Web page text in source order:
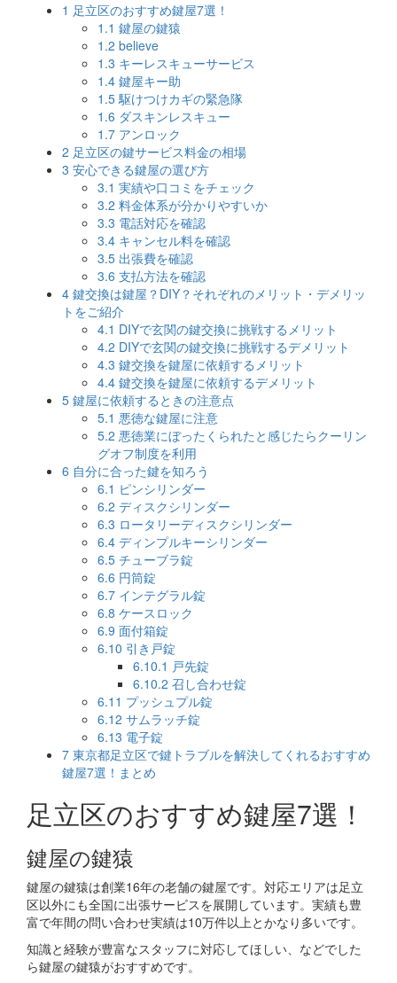
1 足立区のおすすめ鍵屋7選！
1.1 鍵屋の鍵猿
1.2 believe
1.3 キーレスキューサービス
1.4 鍵屋キー助
1.5駆けつけカギの緊急隊
1.6 ダスキンレスキュー
1.7 アンロック
2 足立区の鍵サービス料金の相場
3 安心できる鍵屋の選び方
3.1 実績や口コミをチェック
3.2 料金体系が分かりやすいか
3.3 電話対応を確認
3.4 キャンセル料を確認
3.5 出張費を確認
3.6 支払方法を確認
4 鍵交換は鍵屋？DIY？それぞれのメリット・デメリッ
トをご紹介
4.1 DIYで玄関の鍵交換に挑戦するメリット
4.2 DIYで玄関の鍵交換に挑戦するデメリット
4.3 鍵交換を鍵屋に依頼するメリット
4.4 鍵交換を鍵屋に依頼するデメリット
5 鍵屋に依頼するときの注意点
5.1 悪徳な鍵屋に注意
5.2 悪徳業にぼったくられたと感じたらクーリン
グオフ制度を利用
6 自分に合った鍵を知ろう
6.1 ピンシリンダー
6.2 ディスクシリンダー
6.3 ロータリーディスクシリンダー
6.4 ディンプルキーシリンダー
6.5 チューブラ錠
6.6 円筒錠
6.7 インテグラル錠
6.8 ケースロック
6.9 面付箱錠
6.10 引き戸錠
6.10.1 戸先錠
6.10.2 召し合わせ錠
6.11 プッシュプル錠
6.12 サムラッチ錠
6.13 電子錠
7 東京都足立区で鍵トラブルを解決してくれるおすすめ
鍵屋7選！まとめ
足立区のおすすめ鍵屋7選！
鍵屋の鍵猿
鍵屋の鍵猿は創業16年の老舗の鍵屋です。対応エリアは足立
区以外にも全国に出張サービスを展開しています。実績も豊
富で年間の問い合わせ実績は10万件以上とかなり多いです。
知識と経験が豊富なスタッフに対応してほしい、などでした
ら鍵屋の鍵猿がおすすめです。